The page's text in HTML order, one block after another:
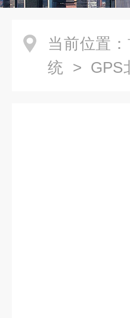
当前位置：
统 > GPS